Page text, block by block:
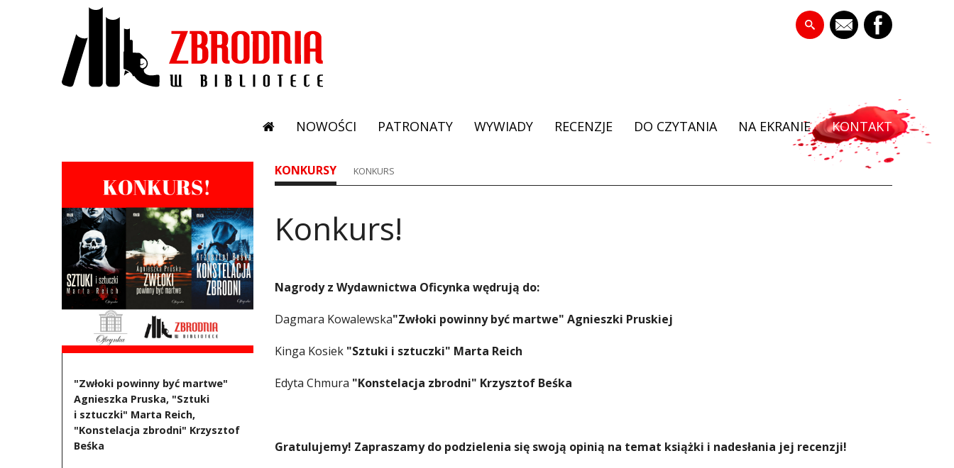
NOWOŚCI PATRONATY WYWIADY RECENZJE DO CZYTANIA NA EKRANIE KONTAKT
"Zwłoki powinny być martwe"
Agnieszka Pruska, "Sztuki
i sztuczki" Marta Reich,
"Konstelacja zbrodni" Krzysztof
Beśka
KONKURSY KONKURS
Konkurs!
Nagrody z Wydawnictwa Oficynka wędrują do:
Dagmara Kowalewska"Zwłoki powinny być martwe" Agnieszki Pruskiej
Kinga Kosiek "Sztuki i sztuczki" Marta Reich
Edyta Chmura "Konstelacja zbrodni" Krzysztof Beśka
Gratulujemy! Zapraszamy do podzielenia się swoją opinią na temat książki i nadesłania jej recenzji!